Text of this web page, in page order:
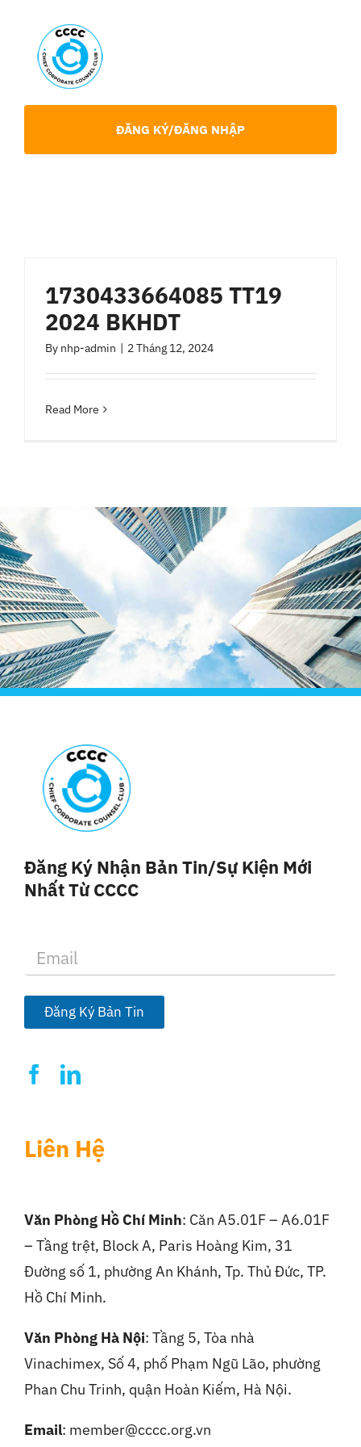
content
Tin tức
Liên Hệ
ĐĂNG KÝ/ĐĂNG NHẬP
1730433664085 TT19
2024 BKHDT
By nhp-admin | 2 Tháng 12, 2024
Read More
Đăng Ký Nhận Bản Tin/sự Kiện Mới
Nhất Từ CCCC
a
i
*
Đăng Ký Bản Tin
Liên Hệ
Văn Phòng Hồ Chí Minh: Căn A5.01F – A6.01F
– Tầng trệt, Block A, Paris Hoàng Kim, 31
Đường số 1, phường An Khánh, Tp. Thủ Đức, TP.
Hồ Chí Minh.
Văn Phòng Hà Nội: Tầng 5, Tòa nhà
Vinachimex, Số 4, phố Phạm Ngũ Lão, phường
Phan Chu Trinh, quận Hoàn Kiếm, Hà Nội.
Email: member@cccc.org.vn